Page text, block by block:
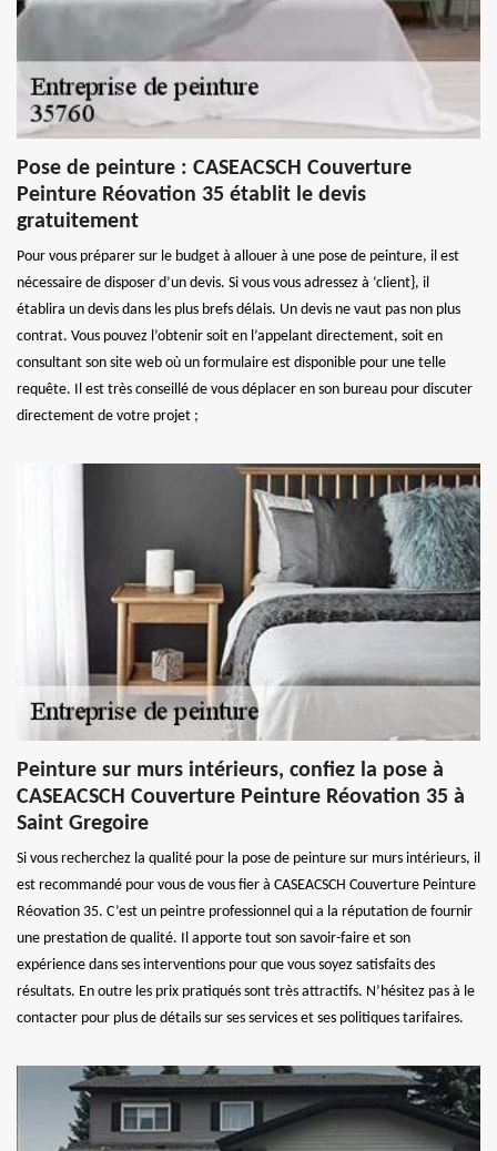
Pose de peinture : CASEACSCH Couverture
Peinture Réovation 35 établit le devis
gratuitement
Pour vous préparer sur le budget à allouer à une pose de peinture, il est
nécessaire de disposer d’un devis. Si vous vous adressez à ‘client}, il
établira un devis dans les plus brefs délais. Un devis ne vaut pas non plus
contrat. Vous pouvez l’obtenir soit en l’appelant directement, soit en
consultant son site web où un formulaire est disponible pour une telle
requête. Il est très conseillé de vous déplacer en son bureau pour discuter
directement de votre projet ;
Peinture sur murs intérieurs, confiez la pose à
CASEACSCH Couverture Peinture Réovation 35 à
Saint Gregoire
Si vous recherchez la qualité pour la pose de peinture sur murs intérieurs, il
est recommandé pour vous de vous fier à CASEACSCH Couverture Peinture
Réovation 35. C’est un peintre professionnel qui a la réputation de fournir
une prestation de qualité. Il apporte tout son savoir-faire et son
expérience dans ses interventions pour que vous soyez satisfaits des
résultats. En outre les prix pratiqués sont très attractifs. N’hésitez pas à le
contacter pour plus de détails sur ses services et ses politiques tarifaires.